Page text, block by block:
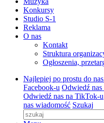
Konkursy
Studio S-1
Reklama
O nas
Kontakt
Struktura
Ogłoszenia,
Najlepiej po prostu do
Facebook-u Odwiedź nas
Odwiedź nas na TikTok-u
nas wiadomość Szukaj